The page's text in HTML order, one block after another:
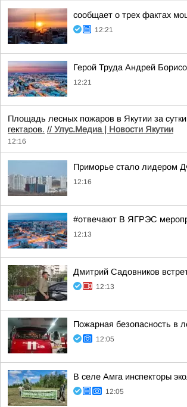
сообщает о трех фактах
12:21
Герой Труда Андрей
12:21
Площадь лесных пожаров в Якутии за
гектаров. // Улус.Медиа | Новости Якутии
12:16
Приморье стало лидером
12:16
#отвечают В ЯГРЭС
12:13
Дмитрий Садовников
12:13
Пожарная безопасность в
12:05
В селе Амга инспекторы
12:05